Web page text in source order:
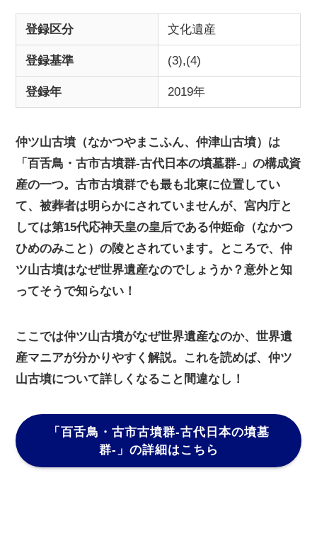
登録区分 文化遺産
登録基準 (3),(4)
登録年 2019年
仲ツ山古墳（なかつやまこふん、仲津山古墳）は
「百舌鳥・古市古墳群-古代日本の墳墓群-」の構成資
産の一つ。古市古墳群でも最も北東に位置してい
て、被葬者は明らかにされていませんが、宮内庁と
しては第15代応神天皇の皇后である仲姫命（なかつ
ひめのみこと）の陵とされています。ところで、仲
ツ山古墳はなぜ世界遺産なのでしょうか？意外と知
ってそうで知らない！
ここでは仲ツ山古墳がなぜ世界遺産なのか、世界遺
産マニアが分かりやすく解説。これを読めば、仲ツ
山古墳について詳しくなること間違なし！
「百舌鳥・古市古墳群-古代日本の墳墓
群-」 の詳細はこちら